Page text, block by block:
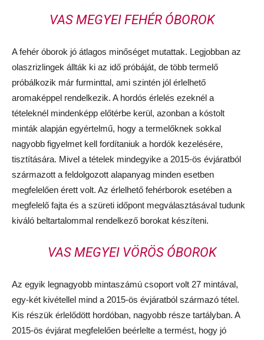
VAS MEGYEI FEHÉR ÓBOROK
A fehér óborok jó átlagos minőséget mutattak. Legjobban az
olaszrizlingek állták ki az idő próbáját, de több termelő
próbálkozik már furminttal, ami szintén jól érlelhető
aromaképpel rendelkezik. A hordós érlelés ezeknél a
tételeknél mindenképp előtérbe kerül, azonban a kóstolt
minták alapján egyértelmű, hogy a termelőknek sokkal
nagyobb figyelmet kell fordítaniuk a hordók kezelésére,
tisztítására. Mivel a tételek mindegyike a 2015-ös évjáratból
származott a feldolgozott alapanyag minden esetben
megfelelően érett volt. Az érlelhető fehérborok esetében a
megfelelő fajta és a szüreti időpont megválasztásával tudunk
kiváló beltartalommal rendelkező borokat készíteni.
VAS MEGYEI VÖRÖS ÓBOROK
Az egyik legnagyobb mintaszámú csoport volt 27 mintával,
egy-két kivétellel mind a 2015-ös évjáratból származó tétel.
Kis részük érlelődött hordóban, nagyobb része tartályban. A
2015-ös évjárat megfelelően beérlelte a termést, hogy jó